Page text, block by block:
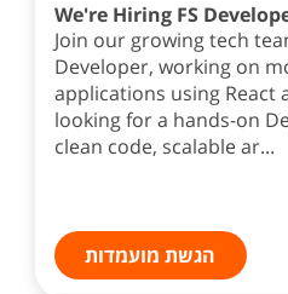
We're Hiring FS
Join our growing tech
Developer, working on
applications using React
looking for a hands-on
clean code, scalable ar...
הגשת מועמדות